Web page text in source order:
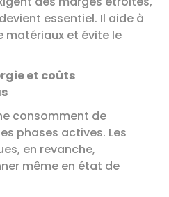
essentiel. Il aide à
matériaux et évite le
et coûts
consomment de
phases actives. Les
en revanche,
même en état de